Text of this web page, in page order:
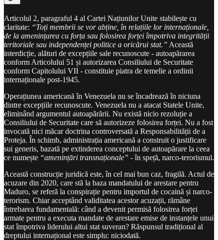
Articolul 2, paragraful 4 al Cartei Națiunilor Unite stabilește cu
claritate: “Toți membrii se vor abține, în relațiile lor internaționale,
de la amenințarea cu forța sau folosirea forței împotriva integrității
teritoriale sau independenței politice a oricărui stat.” Această
interdicție, alături de excepțiile sale recunoscute - autoapărarea
conform Articolului 51 și autorizarea Consiliului de Securitate
conform Capitolului VII - constituie piatra de temelie a ordinii
internaționale post-1945.
Operațiunea americană în Venezuela nu se încadrează în niciuna
dintre excepțiile recunoscute. Venezuela nu a atacat Statele Unite,
eliminând argumentul autoapărării. Nu există nicio rezoluție a
Consiliului de Securitate care să autorizeze folosirea forței. Nu a fost
invocată nici măcar doctrina controversată a Responsabilității de a
Proteja. În schimb, administrația americană a construit o justificare
sui generis, bazată pe extinderea conceptului de autoapărare la ceea
ce numește “amenințări transnaționale” - în speță, narco-terorismul.
Această construcție juridică este, în cel mai bun caz, fragilă. Actul de
acuzare din 2020, care stă la baza mandatului de arestare pentru
Maduro, se referă la conspirație pentru importul de cocaină și narco-
terorism. Chiar acceptând validitatea acestor acuzații, rămâne
întrebarea fundamentală: când a devenit permisă folosirea forței
armate pentru a executa mandate de arestare emise de instanțele unui
stat împotriva liderului altui stat suveran? Răspunsul tradițional al
dreptului internațional este simplu: niciodată.